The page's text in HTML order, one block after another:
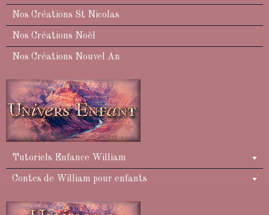
Nos Créations St Nicolas
Nos Créations Noël
Nos Créations Nouvel An
Tutoriels Enfance William
Contes de William pour enfants